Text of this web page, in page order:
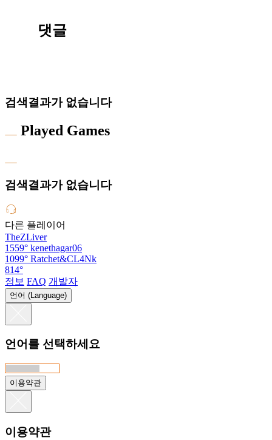
댓글
검색결과가 없습니다
Played Games
검색결과가 없습니다
다른 플레이어
TheZLiver
1559° kenethagar06
1099° Ratchet&CL4Nk
814°
정보 FAQ 개발자
언어 (Language)
언어를 선택하세요
이용약관
이용약관